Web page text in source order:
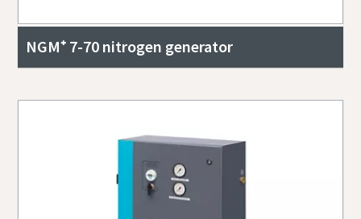
NGM⁺ 7-70 nitrogen generator